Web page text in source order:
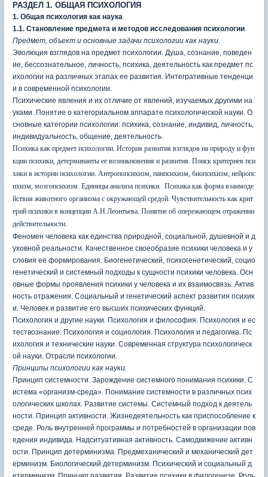
РАЗДЕЛ 1. ОБЩАЯ ПСИХОЛОГИЯ
1. Общая психология как наука
1.1. Становление предмета и методов исследования психологии.
Предмет, объект и основные задачи психологии как науки.
Эволюция взглядов на предмет психологии. Душа, сознание, поведен
ие, бессознательное, личность, психика, деятельность как предмет пс
ихологии на различных этапах ее развития. Интегративные тенденци
и в современной психологии.
Психические явления и их отличие от явлений, изучаемых другими на
уками. Понятие о категориальном аппарате психологической науки. О
сновные категории психологии: психика, сознание, индивид, личность,
индивидуальность, общение, деятельность.
Психика как предмет психологии. История развития взглядов на природу и фун
кции психики, детерминанты ее возникновения и развития. Поиск критериев пси
хики в истории психологии. Антропопсихизм, панпсихизм, биопсихизм, нейропс
ихизм, мозгопсихизм. Единицы анализа психики. Психика как форма взаимоде
йствия животного организма с окружающей средой. Чувствительность как крит
ерий психики в концепции А.Н.Леонтьева. Понятие об опережающем отражении
действительности.
Феномен человека как единства природной, социальной, душевной и д
уховной реальности. Качественное своеобразие психики человека и у
словия ее формирования. Биогенетический, психогенетический, социо
генетический и системный подходы к сущности психики человека. Осн
овные формы проявления психики у человека и их взаимосвязь. Актив
ность отражения. Социальный и генетический аспект развития психик
и. Человек и развитие его высших психических функций.
Психология и другие науки. Психология и философия. Психология и ес
тествознание. Психология и социология. Психология и педагогика. Пс
ихология и технические науки. Современная структура психологическ
ой науки. Отрасли психологии.
Принципы психологии как науки.
Принцип системности. Зарождение системного понимания психики. С
истема «организм-среда». Понимание системности в различных псих
ологических школах. Развитие системы. Системный подход к деятель
ности. Принцип активности. Жизнедеятельность как приспособление к
среде. Роль внутренней программы и потребностей в организации пов
едения индивида. Надситуативная активность. Самодвижение активн
ости. Принцип детерминизма. Предмеханический и механический дет
ерминизм. Биологический детерминизм. Психический и социальный д